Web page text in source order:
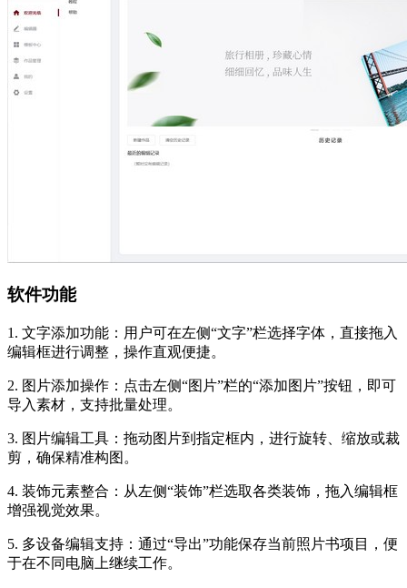
软件功能
1. 文字添加功能：用户可在左侧“文字”栏选择字体，直接拖入
编辑框进行调整，操作直观便捷。
2. 图片添加操作：点击左侧“图片”栏的“添加图片”按钮，即可
导入素材，支持批量处理。
3. 图片编辑工具：拖动图片到指定框内，进行旋转、缩放或裁
剪，确保精准构图。
4. 装饰元素整合：从左侧“装饰”栏选取各类装饰，拖入编辑框
增强视觉效果。
5. 多设备编辑支持：通过“导出”功能保存当前照片书项目，便
于在不同电脑上继续工作。